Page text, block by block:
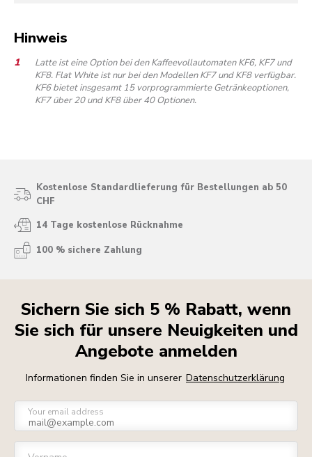
Hinweis
Latte ist eine Option bei den Kaffeevollautomaten KF6, KF7 und
KF8. Flat White ist nur bei den Modellen KF7 und KF8 verfügbar.
KF6 bietet insgesamt 15 vorprogrammierte Getränkeoptionen,
KF7 über 20 und KF8 über 40 Optionen.
Kostenlose Standardlieferung für Bestellungen ab 50
CHF
14 Tage kostenlose Rücknahme
100 % sichere Zahlung
Sichern Sie sich 5 % Rabatt, wenn
Sie sich für unsere Neuigkeiten und
Angebote anmelden
Informationen finden Sie in unserer Datenschutzerklärung
Your email address